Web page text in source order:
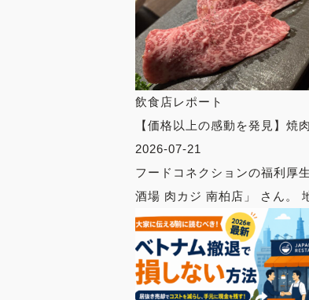
飲食店レポート
【価格以上の感動を発見】焼
2026-07-21
フードコネクションの福利厚
酒場 肉カジ 南柏店」 さん。